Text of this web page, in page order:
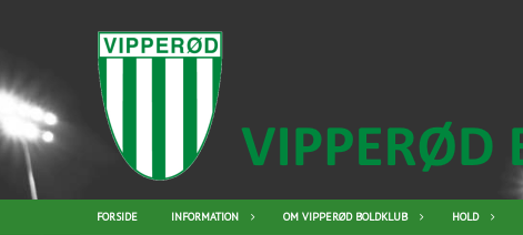
FORSIDE INFORMATION OM VIPPERØD BOLDKLUB HOLD